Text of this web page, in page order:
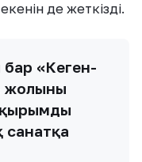
де жеткізді.
бар «Кеген-
санатқа